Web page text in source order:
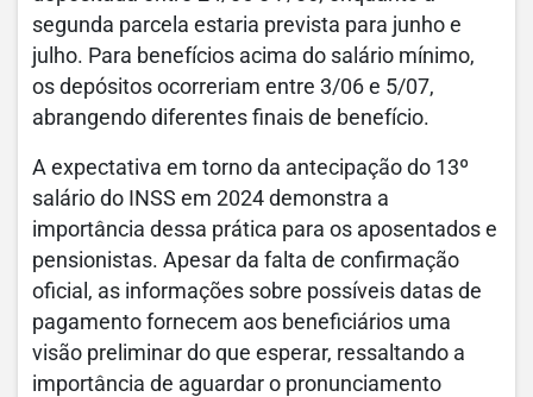
segunda parcela estaria prevista para junho e
julho. Para benefícios acima do salário mínimo,
os depósitos ocorreriam entre 3/06 e 5/07,
abrangendo diferentes finais de benefício.
A expectativa em torno da antecipação do 13º
salário do INSS em 2024 demonstra a
importância dessa prática para os aposentados e
pensionistas. Apesar da falta de confirmação
oficial, as informações sobre possíveis datas de
pagamento fornecem aos beneficiários uma
visão preliminar do que esperar, ressaltando a
importância de aguardar o pronunciamento